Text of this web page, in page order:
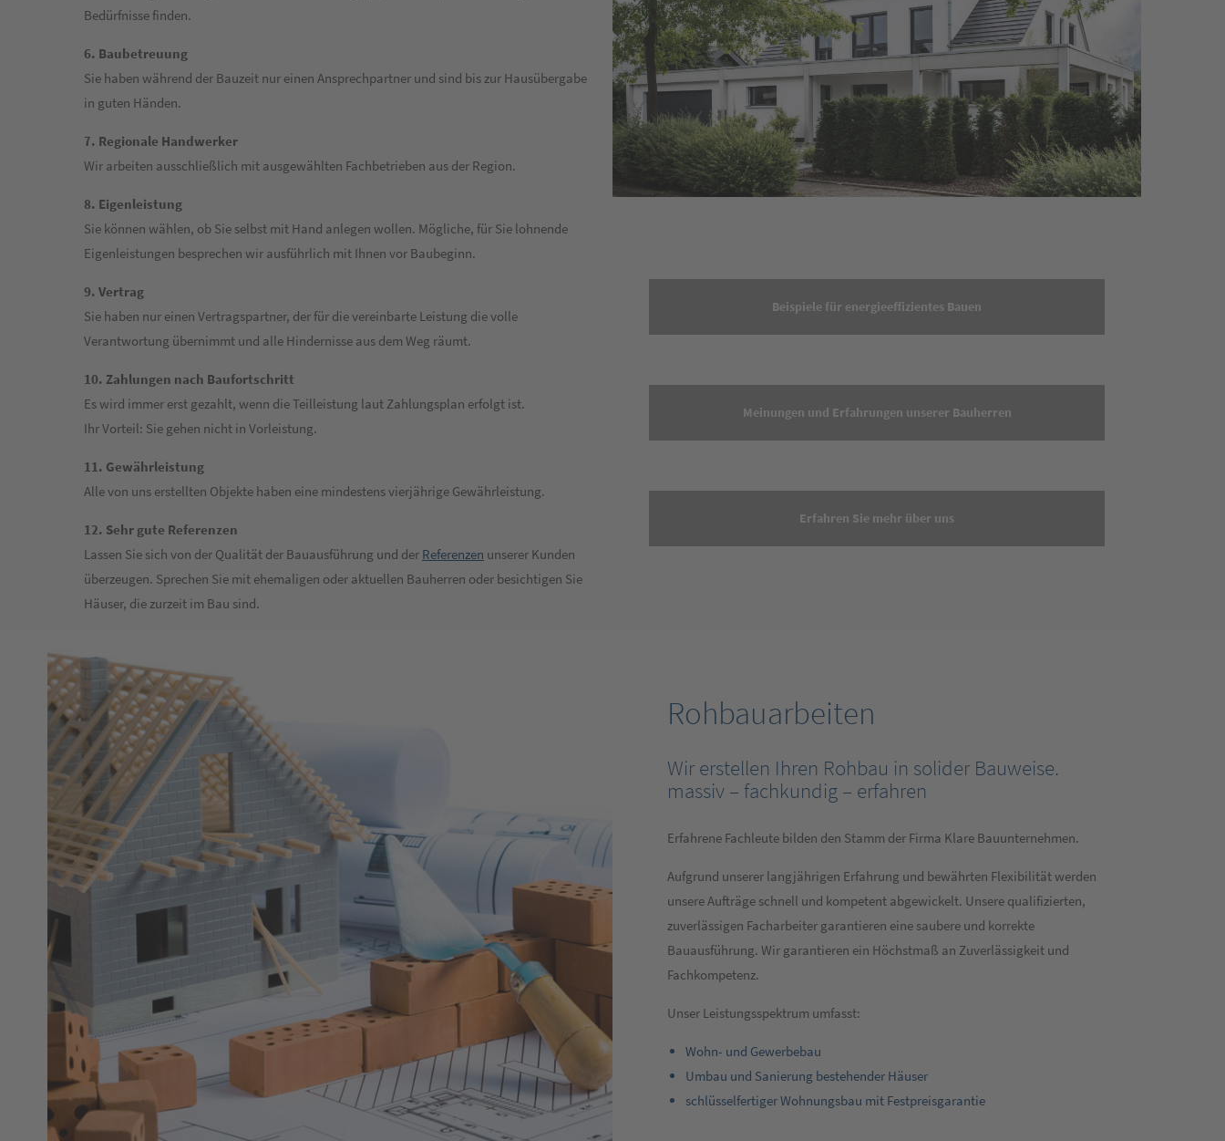
Bedürfnisse finden.
6. Baubetreuung
Sie haben während der Bauzeit nur einen Ansprechpartner und sind bis zur Hausübergabe
in guten Händen.
7. Regionale Handwerker
Wir arbeiten ausschließlich mit ausgewählten Fachbetrieben aus der Region.
8. Eigenleistung
Sie können wählen, ob Sie selbst mit Hand anlegen wollen. Mögliche, für Sie lohnende
Eigenleistungen besprechen wir ausführlich mit Ihnen vor Baubeginn.
9. Vertrag
Sie haben nur einen Vertragspartner, der für die vereinbarte Leistung die volle
Verantwortung übernimmt und alle Hindernisse aus dem Weg räumt.
10. Zahlungen nach Baufortschritt
Es wird immer erst gezahlt, wenn die Teilleistung laut Zahlungsplan erfolgt ist.
Ihr Vorteil: Sie gehen nicht in Vorleistung.
11. Gewährleistung
Alle von uns erstellten Objekte haben eine mindestens vierjährige Gewährleistung.
12. Sehr gute Referenzen
Lassen Sie sich von der Qualität der Bauausführung und der Referenzen unserer Kunden
überzeugen. Sprechen Sie mit ehemaligen oder aktuellen Bauherren oder besichtigen Sie
Häuser, die zurzeit im Bau sind.
Beispiele für energieeffizientes Bauen
Meinungen und Erfahrungen unserer Bauherren
Erfahren Sie mehr über uns
Rohbauarbeiten
Wir erstellen Ihren Rohbau in solider Bauweise.
massiv – fachkundig – erfahren
Erfahrene Fachleute bilden den Stamm der Firma Klare Bauunternehmen.
Aufgrund unserer langjährigen Erfahrung und bewährten Flexibilität werden
unsere Aufträge schnell und kompetent abgewickelt. Unsere qualifizierten,
zuverlässigen Facharbeiter garantieren eine saubere und korrekte
Bauausführung. Wir garantieren ein Höchstmaß an Zuverlässigkeit und
Fachkompetenz.
Unser Leistungsspektrum umfasst:
Wohn- und Gewerbebau
Umbau und Sanierung bestehender Häuser
schlüsselfertiger Wohnungsbau mit Festpreisgarantie